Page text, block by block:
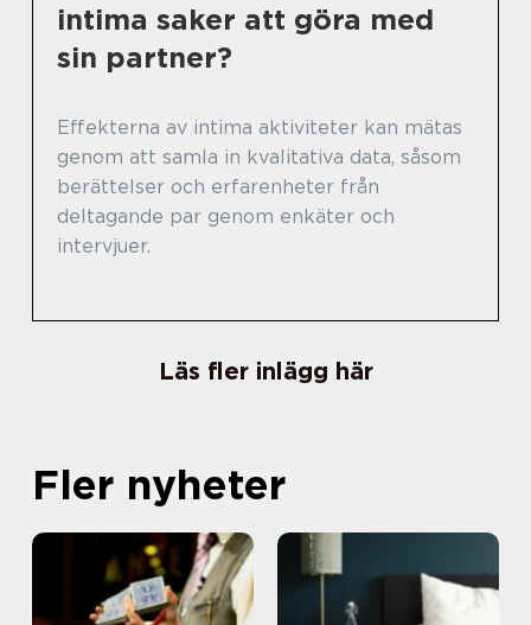
intima saker att göra med
sin partner?
Effekterna av intima aktiviteter kan mätas
genom att samla in kvalitativa data, såsom
berättelser och erfarenheter från
deltagande par genom enkäter och
intervjuer.
Läs fler inlägg här
Fler nyheter